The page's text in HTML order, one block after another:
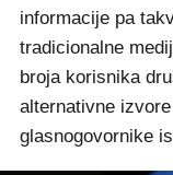
informacije pa
tradicionalne
broja korisnika
alternativne
glasnogovornike